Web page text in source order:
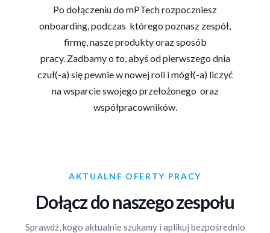
Po dołączeniu do mPTech rozpoczniesz
onboarding, podczas którego poznasz zespół,
firmę, nasze produkty oraz sposób
pracy. Zadbamy o to, abyś od pierwszego dnia
czuł(-a) się pewnie w nowej roli i mógł(-a) liczyć
na wsparcie swojego przełożonego oraz
współpracowników.
AKTUALNE OFERTY PRACY
Dołącz do naszego zespołu
Sprawdź, kogo aktualnie szukamy i aplikuj bezpośrednio